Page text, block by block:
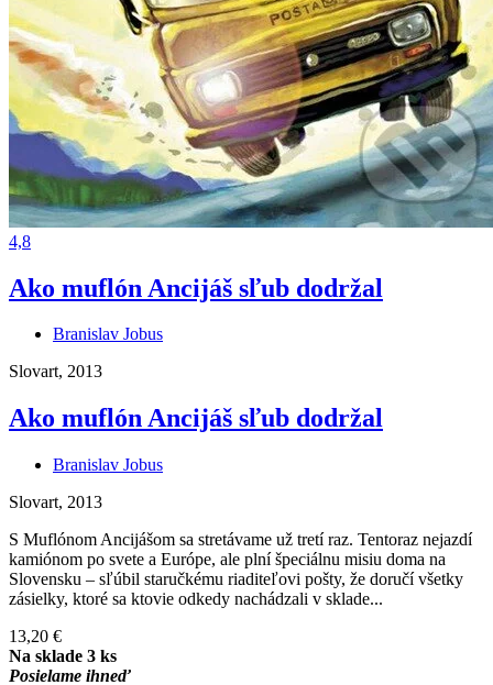
4,8
Ako muflón Ancijáš sľub dodržal
Branislav Jobus
Slovart, 2013
Ako muflón Ancijáš sľub dodržal
Branislav Jobus
Slovart, 2013
S Muflónom Ancijášom sa stretávame už tretí raz. Tentoraz nejazdí
kamiónom po svete a Európe, ale plní špeciálnu misiu doma na
Slovensku – sľúbil staručkému riaditeľovi pošty, že doručí všetky
zásielky, ktoré sa ktovie odkedy nachádzali v sklade...
13,20 €
Na sklade 3 ks
Posielame ihneď